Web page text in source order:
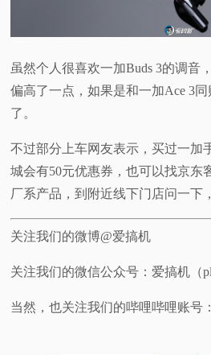
虽然个人很喜欢一加Buds 3的调音
偏高了一点，如果是和一加Ace 3
了。
不过部分上车网友表示，买过一加
城会有50元优惠券，也可以找京东
厂系产品，到附近线下门店问一下
关注我们的微博@爱搞机
关注我们的微信公众号：爱搞机（
当然，也关注我们的哔哩哔哩账号